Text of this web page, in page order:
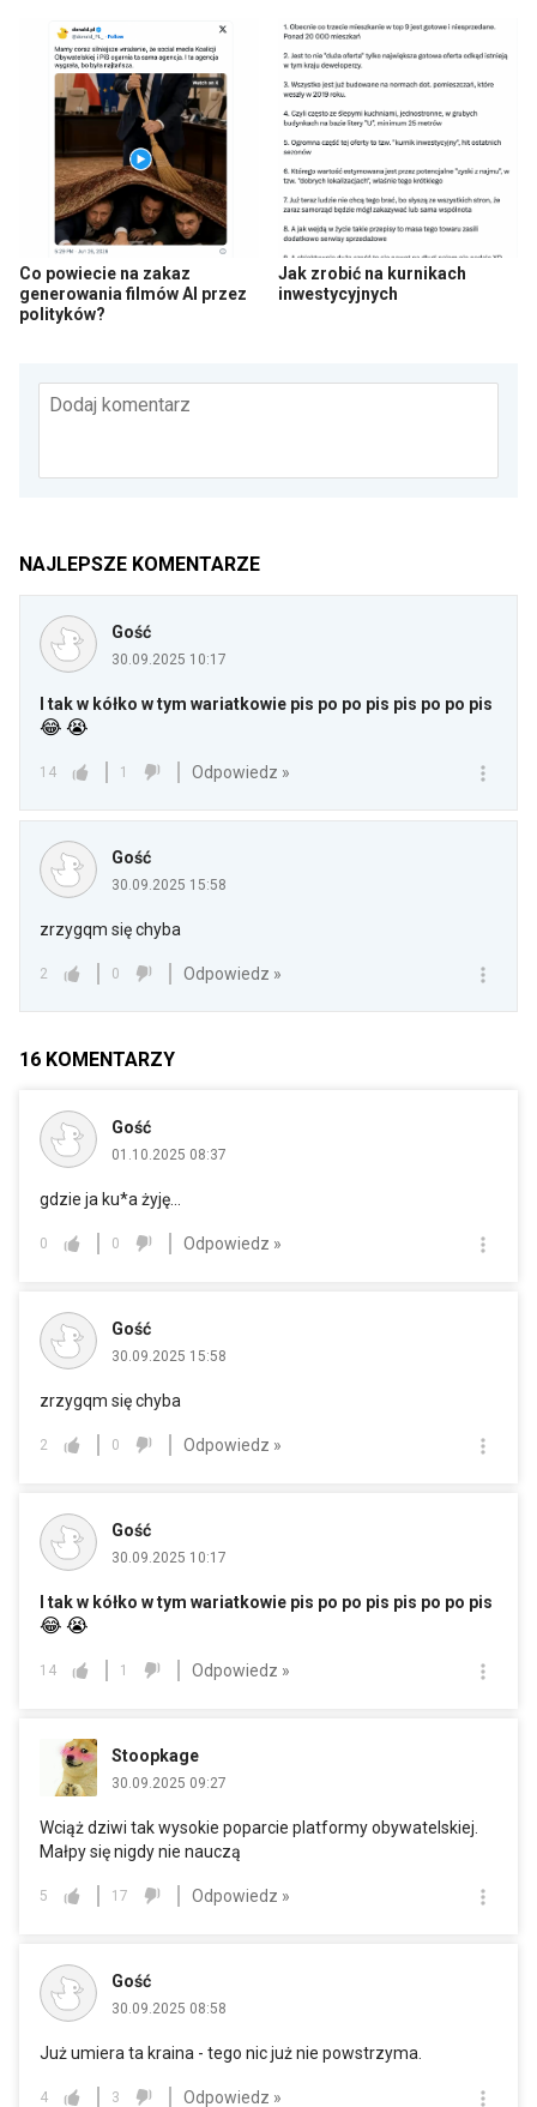
Co powiecie na zakaz
generowania filmów AI przez
polityków?
Jak zrobić na kurnikach
inwestycyjnych
Dodaj komentarz
NAJLEPSZE KOMENTARZE
Gość
30.09.2025 10:17
I tak w kółko w tym wariatkowie pis po po pis pis po po pis
😂 😭
14 1 Odpowiedz »
Gość
30.09.2025 15:58
zrzygqm się chyba
2 0 Odpowiedz »
16 KOMENTARZY
Gość
01.10.2025 08:37
gdzie ja ku*a żyję...
0 0 Odpowiedz »
Gość
30.09.2025 15:58
zrzygqm się chyba
2 0 Odpowiedz »
Gość
30.09.2025 10:17
I tak w kółko w tym wariatkowie pis po po pis pis po po pis
😂 😭
14 1 Odpowiedz »
Stoopkage
30.09.2025 09:27
Wciąż dziwi tak wysokie poparcie platformy obywatelskiej.
Małpy się nigdy nie nauczą
5 17 Odpowiedz »
Gość
30.09.2025 08:58
Już umiera ta kraina - tego nic już nie powstrzyma.
4 3 Odpowiedz »